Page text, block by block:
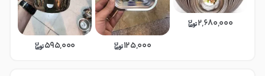
2,680,000
125,000
595,000